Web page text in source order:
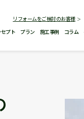
リフォームをご検討のお客様
プト
プラン 施工事例 コラム